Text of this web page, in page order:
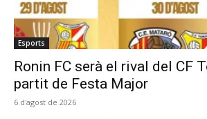
Esports
Ronin FC serà el rival del CF
partit de Festa Major
6 d'agost de 2026